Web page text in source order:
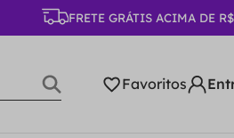
FRETE GRÁTIS ACIMA DE
Favoritos